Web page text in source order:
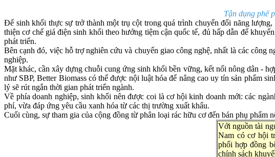
Tận dụng phế
Để sinh khối thực sự trở thành một trụ cột trong quá trình chuyển đổi năng
thiện cơ chế giá điện sinh khối theo hướng tiệm cận quốc tế, đủ hấp dẫn để
phát triển.
Bên cạnh đó, việc hỗ trợ nghiên cứu và chuyển giao công nghệ, nhất là các
nghiệp.
Mặt khác, cần xây dựng chuỗi cung ứng sinh khối bền vững, kết nối nông dân -
như SBP, Better Biomass có thể được nội luật hóa để nâng cao uy tín sản phẩm
lý sẽ rút ngắn thời gian phát triển ngành.
Về phía doanh nghiệp, sinh khối nên được coi là cơ hội kinh doanh mới: các
phí, vừa đáp ứng yêu cầu xanh hóa từ các thị trường xuất khẩu.
Cuối cùng, sự tham gia của cộng đồng từ phân loại rác hữu cơ đến bán phụ
Với nguồn tài
Nam có cơ hội
phối hợp đồng
chính sách